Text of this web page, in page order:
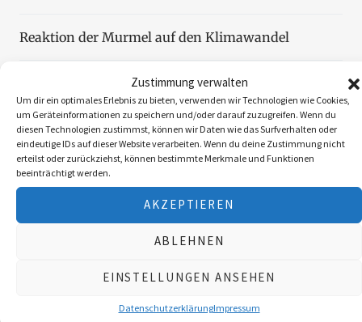
Zustimmung verwalten
Um dir ein optimales Erlebnis zu bieten, verwenden wir Technologien wie Cookies,
um Geräteinformationen zu speichern und/oder darauf zuzugreifen. Wenn du
diesen Technologien zustimmst, können wir Daten wie das Surfverhalten oder
eindeutige IDs auf dieser Website verarbeiten. Wenn du deine Zustimmung nicht
erteilst oder zurückziehst, können bestimmte Merkmale und Funktionen
beeinträchtigt werden.
AKZEPTIEREN
ABLEHNEN
EINSTELLUNGEN ANSEHEN
DatenschutzerklärungImpressum
Reaktion der Murmel auf den Klimawandel
Faszination Blattjagd
Wildzählung aus der Luft